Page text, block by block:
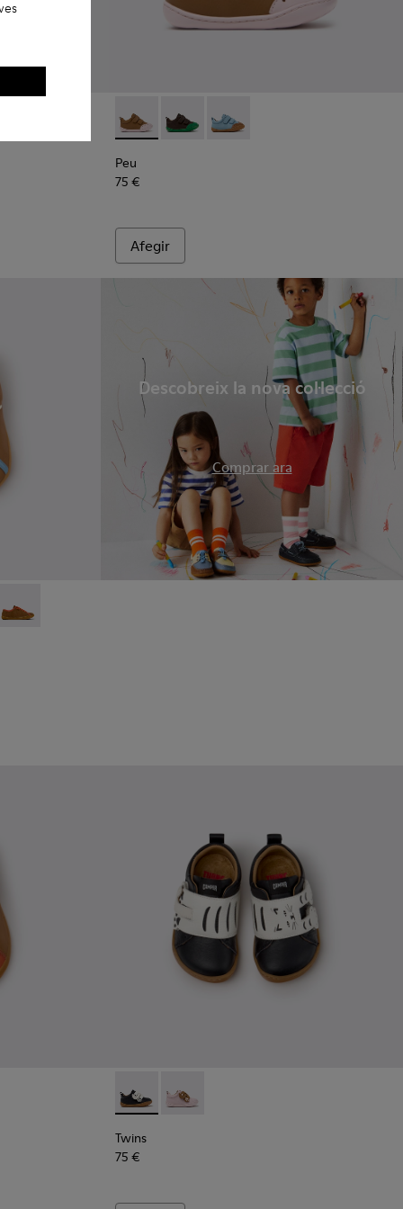
esportives de pell blaves per a infants.
- Sabatilles esportives de pell multicolor per a infants.
Peu - K800708-003 - Sabates de pell marró
Peu - K800708-004 - Sabates
Peu - K800708-002
Peu
75 €
Afegir
de pell multicolors per a infants.
003 002
Twins - K800663-001
Descobreix la nova col·lecció
Comprar ara
esportives de pell multicolor per a infants.
002 - Sabatilles esportives de pell blaves per a infants.
Twins - K800714-002 - Sabatilles infantils
Twins - K800714-001
Twins
75 €